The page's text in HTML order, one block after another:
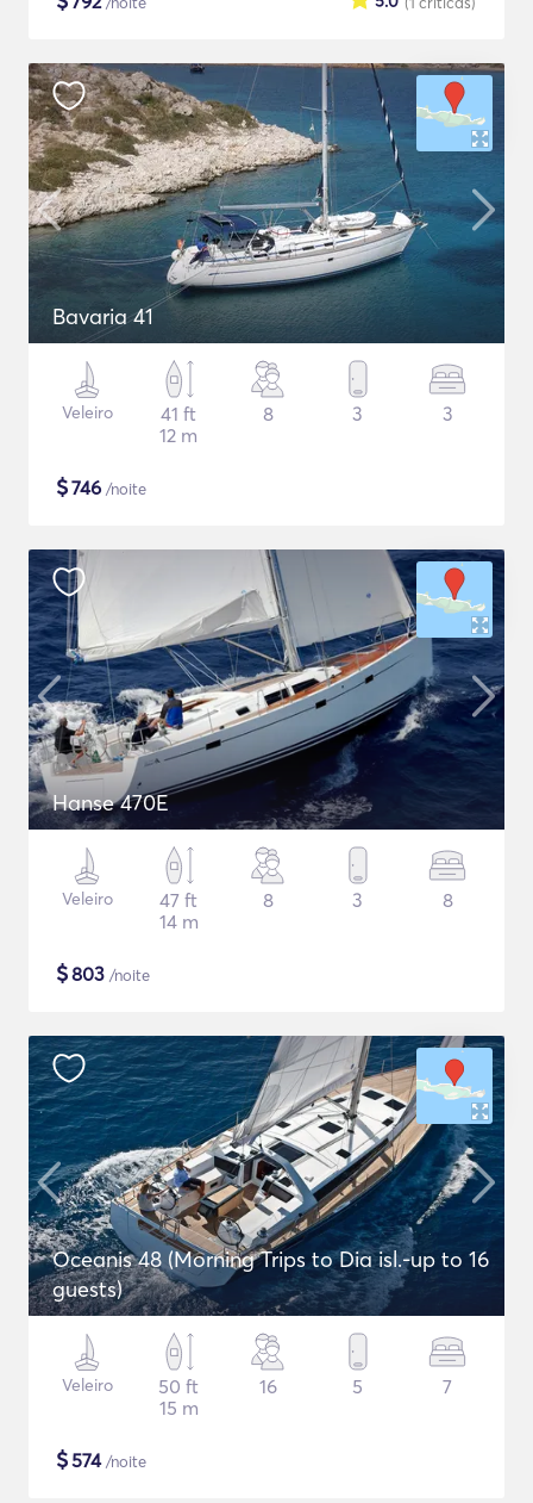
Bavaria 41
Veleiro
41 ft
12 m
8 3 3
$746 /noite
Hanse 470E
Veleiro
47 ft
14 m
8 3 8
$803 /noite
Oceanis 48 (Morning Trips to Dia isl.-up to 16
guests)
Veleiro
50 ft
15 m
16 5 7
$574/noite